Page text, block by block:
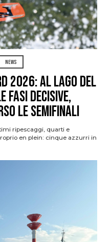
NEWS
2026: al Lago del
fasi decisive,
le semifinali
ripescaggi, quarti e
en plein: cinque azzurri in